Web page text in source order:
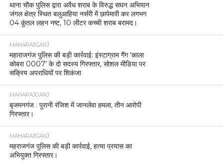
थाना चौक पुलिस द्वारा अवैध शराब के विरुद्ध सघन अभियान
जंगल क्षेत्र स्थित बलुआहिया नर्सरी में छापेमारी कर लगभग
04 कुंतल लहन नष्ट, 10 लीटर कच्ची शराब बरामद।
MAHARAJGANJ
महाराजगंज पुलिस की बड़ी कार्रवाई: इंस्टाग्राम गैंग ‘काला
कोबरा 0007’ के दो सदस्य गिरफ्तार, सोशल मीडिया पर
सक्रिय अपराधियों पर शिकंजा
MAHARAJGANJ
बृजमनगंज : पुरानी रंजिश में जानलेवा हमला, तीन आरोपी
गिरफ्तार।
MAHARAJGANJ
महराजगंज पुलिस की बड़ी कार्रवाई, हत्या प्रयास का
अभियुक्त गिरफ्तार।